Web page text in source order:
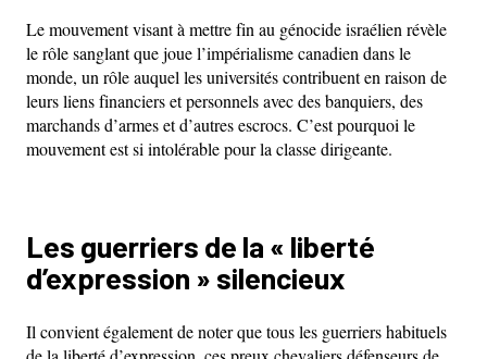
Le mouvement visant à mettre fin au génocide israélien révèle
le rôle sanglant que joue l’impérialisme canadien dans le
monde, un rôle auquel les universités contribuent en raison de
leurs liens financiers et personnels avec des banquiers, des
marchands d’armes et d’autres escrocs. C’est pourquoi le
mouvement est si intolérable pour la classe dirigeante.
Les guerriers de la « liberté
d’expression » silencieux
Il convient également de noter que tous les guerriers habituels